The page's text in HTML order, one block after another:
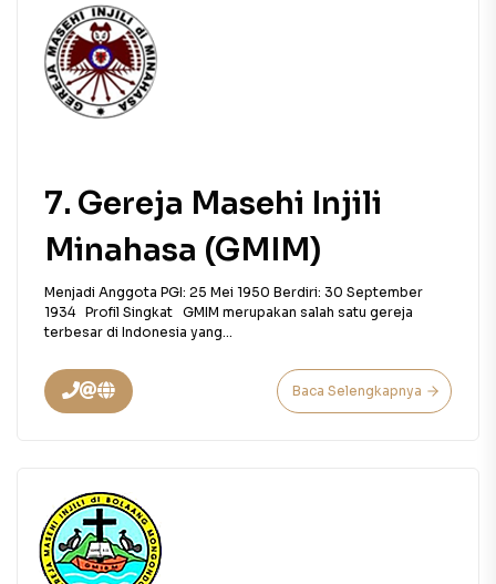
7. Gereja Masehi Injili
Minahasa (GMIM)
Menjadi Anggota PGI: 25 Mei 1950 Berdiri: 30 September
1934 Profil Singkat GMIM merupakan salah satu gereja
terbesar di Indonesia yang...
Baca Selengkapnya